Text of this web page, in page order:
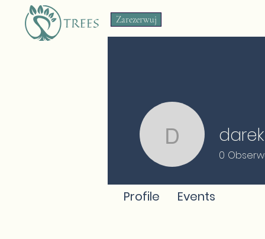
Zarezerwuj
0
Profile Events